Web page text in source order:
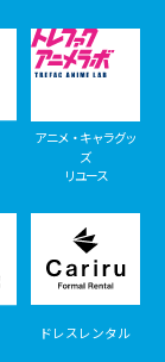
アニメ・キャラグッ
ズ
リユース
ドレスレンタル